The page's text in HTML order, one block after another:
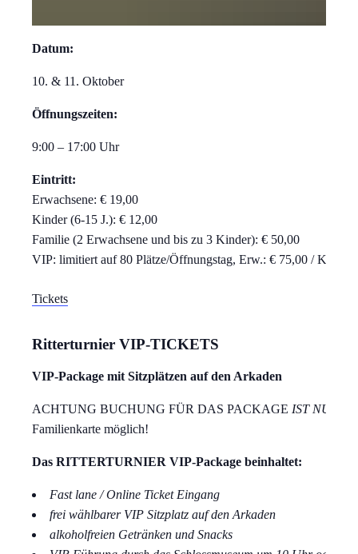
Datum:
10. & 11. Oktober
Öffnungszeiten:
9:00 – 17:00 Uhr
Eintritt:
Erwachsene: € 19,00
Kinder (6-15 J.): € 12,00
Familie (2 Erwachsene und bis zu 3 Kinder): € 50,00
VIP: limitiert auf 80 Plätze/Öffnungstag, Erw.: € 75,00 / Ki. €
Tickets
Ritterturnier VIP-TICKETS
VIP-Package mit Sitzplätzen auf den Arkaden
ACHTUNG BUCHUNG FÜR DAS PACKAGE IST NUR
Familienkarte möglich!
Das RITTERTURNIER VIP-Package beinhaltet:
Fast lane / Online Ticket Eingang
frei wählbarer VIP Sitzplatz auf den Arkaden
alkoholfreien Getränken und Snacks